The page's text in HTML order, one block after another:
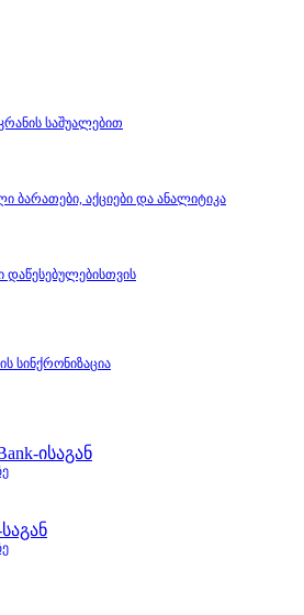
საშუალებით
ბარათები, აქციები და ანალიტიკა
დაწესებულებისთვის
სინქრონიზაცია